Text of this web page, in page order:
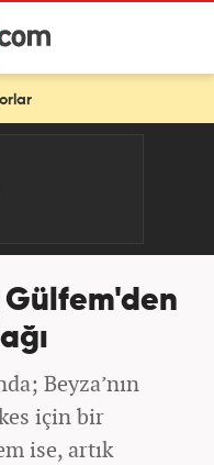
Gülfem'den
Beyza’nın
için bir
ise, artık